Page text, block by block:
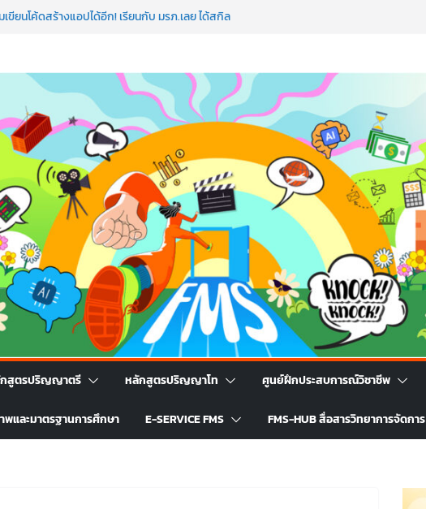
ถือว่าพลาดมาก!
โรดแมป AI อัปสกิลธุรกิจให้พุ่งทะยาน
ลก ด้วยเทคโนโลยี AI!
สูตรปริญญาตรี หลักสูตรปริญญาโท ศูนย์ฝึกประสบการณ์วิชาชีพ
และมาตรฐานการศึกษา E-SERVICE FMS FMS-HUB สื่อสารวิทยาการจัดการ